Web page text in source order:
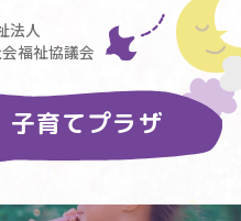
法人
福祉協議会
子育てプラザ